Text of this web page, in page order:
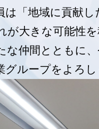
は「地域に貢献
が大きな可能性を
な仲間とともに
グループをよろ